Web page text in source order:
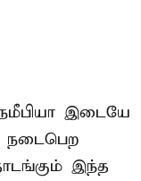
இடையே
இந்த